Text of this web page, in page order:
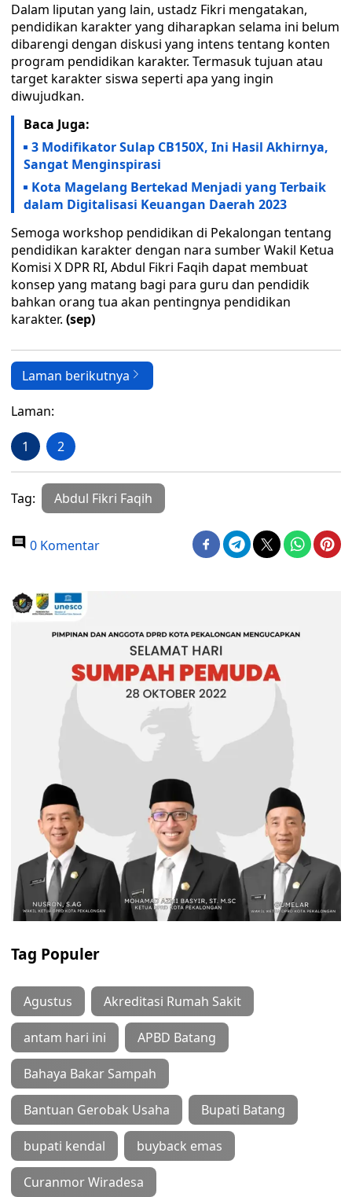
Dalam liputan yang lain, ustadz Fikri mengatakan,
pendidikan karakter yang diharapkan selama ini belum
dibarengi dengan diskusi yang intens tentang konten
program pendidikan karakter. Termasuk tujuan atau
target karakter siswa seperti apa yang ingin
diwujudkan.
Baca Juga:
3 Modifikator Sulap CB150X, Ini Hasil Akhirnya,
Sangat Menginspirasi
Kota Magelang Bertekad Menjadi yang Terbaik
dalam Digitalisasi Keuangan Daerah 2023
Semoga workshop pendidikan di Pekalongan tentang
pendidikan karakter dengan nara sumber Wakil Ketua
Komisi X DPR RI, Abdul Fikri Faqih dapat membuat
konsep yang matang bagi para guru dan pendidik
bahkan orang tua akan pentingnya pendidikan
karakter. (sep)
Laman berikutnya
Laman:
1 2
Tag: Abdul Fikri Faqih
0 Komentar
Tag Populer
Agustus Akreditasi Rumah Sakit
antam hari ini APBD Batang
Bahaya Bakar Sampah
Bantuan Gerobak Usaha Bupati Batang
bupati kendal buyback emas
Curanmor Wiradesa